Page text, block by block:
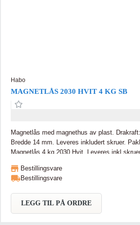
Habo
MAGNETLÅS 2030 HVIT 4 KG SB
Magnetlås med magnethus av plast.
Bredde 14 mm. Leveres inkludert skruer.
Magnetlås 4 kg 2030 Hvit. Leveres inkl
Bestillingsvare
Bestillingsvare
LEGG TIL PÅ ORDRE